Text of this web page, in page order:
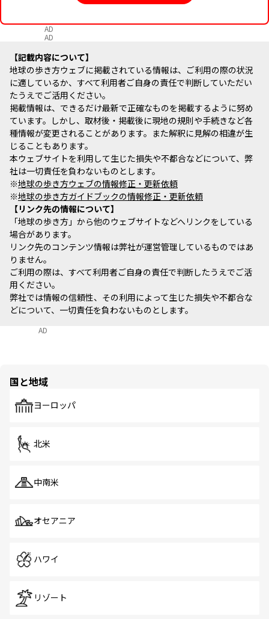
AD
AD
記載内容について
地球の歩き方ウェブに掲載されている情報は、ご利用の際の状況
に適しているか、すべて利用者ご自身の責任で判断していただい
たうえでご活用ください。
掲載情報は、できるだけ最新で正確なものを掲載するように努め
ています。しかし、取材後・掲載後に現地の規則や手続きなど各
種情報が変更されることがあります。また解釈に見解の相違が生
じることもあります。
本ウェブサイトを利用して生じた損失や不都合などについて、弊
社は一切責任を負わないものとします。
※地球の歩き方ウェブの情報修正・更新依頼
※地球の歩き方ガイドブックの情報修正・更新依頼
リンク先の情報について
「地球の歩き方」から他のウェブサイトなどへリンクをしている
場合があります。
リンク先のコンテンツ情報は弊社が運営管理しているものではあ
りません。
ご利用の際は、すべて利用者ご自身の責任で判断したうえでご活
用ください。
弊社では情報の信頼性、その利用によって生じた損失や不都合な
どについて、一切責任を負わないものとします。
AD
国と地域
ヨーロッパ
北米
中南米
オセアニア
ハワイ
リゾート